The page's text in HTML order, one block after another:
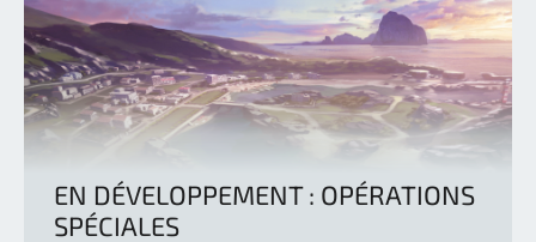
EN DÉVELOPPEMENT : OPÉRATIONS
SPÉCIALES